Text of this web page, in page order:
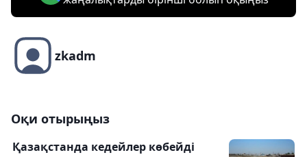
zkadm
Оқи отырыңыз
Қазақстанда кедейлер көбейді